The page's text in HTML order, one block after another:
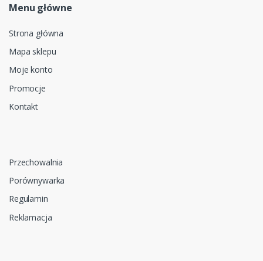
Menu główne
Strona główna
Mapa sklepu
Moje konto
Promocje
Kontakt
Przechowalnia
Porównywarka
Regulamin
Reklamacja